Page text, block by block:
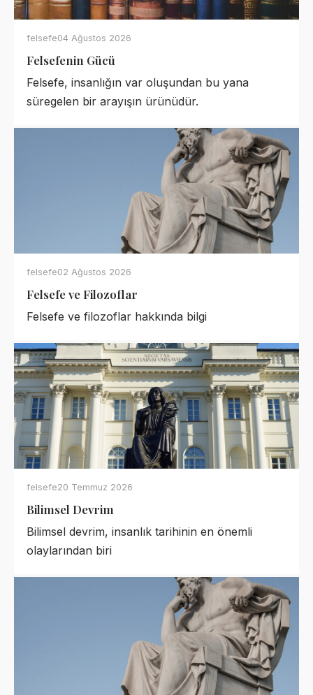
felsefe04 Ağustos 2026
Felsefenin Gücü
Felsefe, insanlığın var oluşundan bu yana
süregelen bir arayışın ürünüdür.
felsefe02 Ağustos 2026
Felsefe ve Filozoflar
Felsefe ve filozoflar hakkında bilgi
felsefe20 Temmuz 2026
Bilimsel Devrim
Bilimsel devrim, insanlık tarihinin en önemli
olaylarından biri